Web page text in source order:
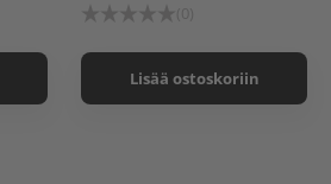
Lisää ostoskoriin